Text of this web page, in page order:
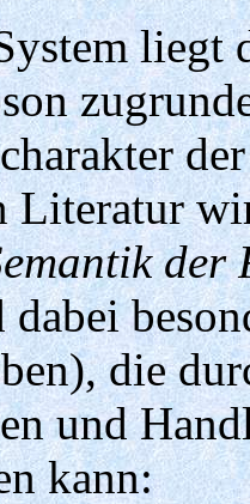
liegt
Literatur
der
die
und
kann: